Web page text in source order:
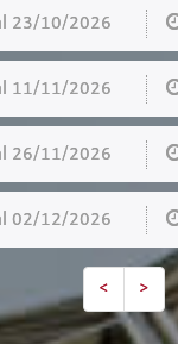
23/10/2026
11/11/2026
26/11/2026
02/12/2026
< >